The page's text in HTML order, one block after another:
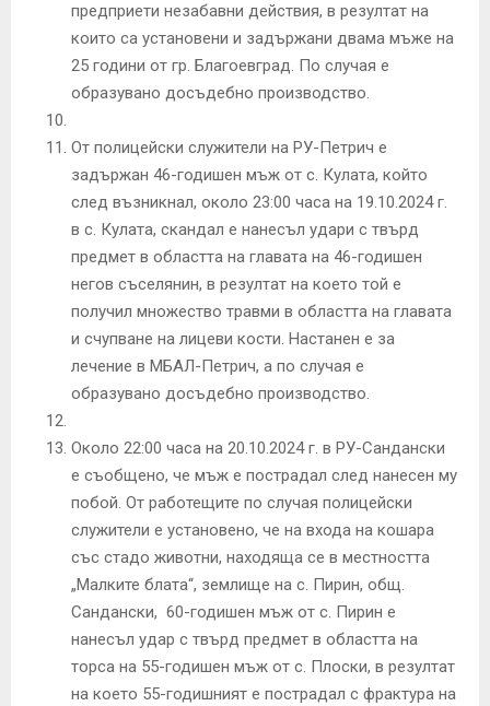
предприети незабавни действия, в резултат на
които са установени и задържани двама мъже на
25 години от гр. Благоевград. По случая е
образувано досъдебно производство.
От полицейски служители на РУ-Петрич е
задържан 46-годишен мъж от с. Кулата, който
след възникнал, около 23:00 часа на 19.10.2024 г.
в с. Кулата, скандал е нанесъл удари с твърд
предмет в областта на главата на 46-годишен
негов съселянин, в резултат на което той е
получил множество травми в областта на главата
и счупване на лицеви кости. Настанен е за
лечение в МБАЛ-Петрич, а по случая е
образувано досъдебно производство.
Около 22:00 часа на 20.10.2024 г. в РУ-Сандански
е съобщено, че мъж е пострадал след нанесен му
побой. От работещите по случая полицейски
служители е установено, че на входа на кошара
със стадо животни, находяща се в местността
„Малките блата“, землище на с. Пирин, общ.
Сандански, 60-годишен мъж от с. Пирин е
нанесъл удар с твърд предмет в областта на
торса на 55-годишен мъж от с. Плоски, в резултат
на което 55-годишният е пострадал с фрактура на